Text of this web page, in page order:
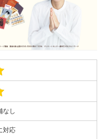
なし
対応